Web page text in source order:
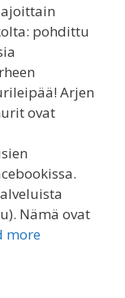
pohdittu
Arjen
ovat
Nämä ovat
more